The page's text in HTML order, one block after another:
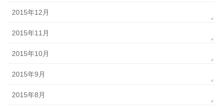
2015年12月
2015年11月
2015年10月
2015年9月
2015年8月